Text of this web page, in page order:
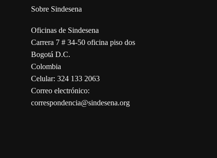
Sobre Sindesena
Oficinas de Sindesena
Carrera 7 # 34-50 oficina piso dos
Bogotá D.C.
Colombia
Celular: 324 133 2063
Correo electrónico:
correspondencia@sindesena.org